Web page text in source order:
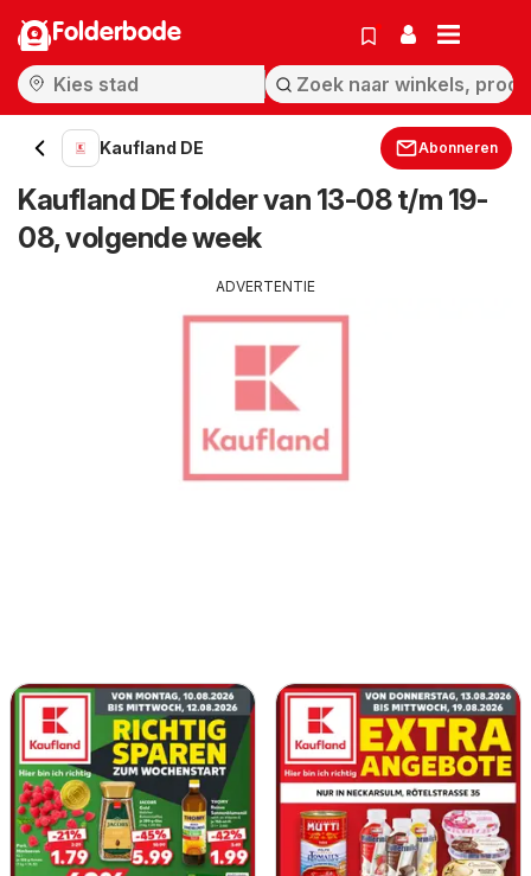
Folderbode
Kaufland DE Abonneren
Kaufland DE folder van 13-08 t/m 19-
08, volgende week
ADVERTENTIE